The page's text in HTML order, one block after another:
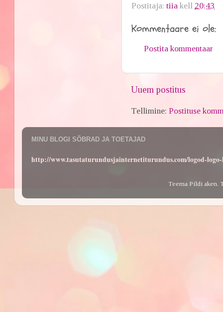
Postitaja:tiia kell 20:43
Kommentaare ei ole:
Postita kommentaar
Uuem postitus
Tellimine:Postituse
MINU BLOGI SÕBRAD JA TOETAJAD
http://www.tasutaturundusjainternetiturundus.com/logod-
Teema Pildi aken.